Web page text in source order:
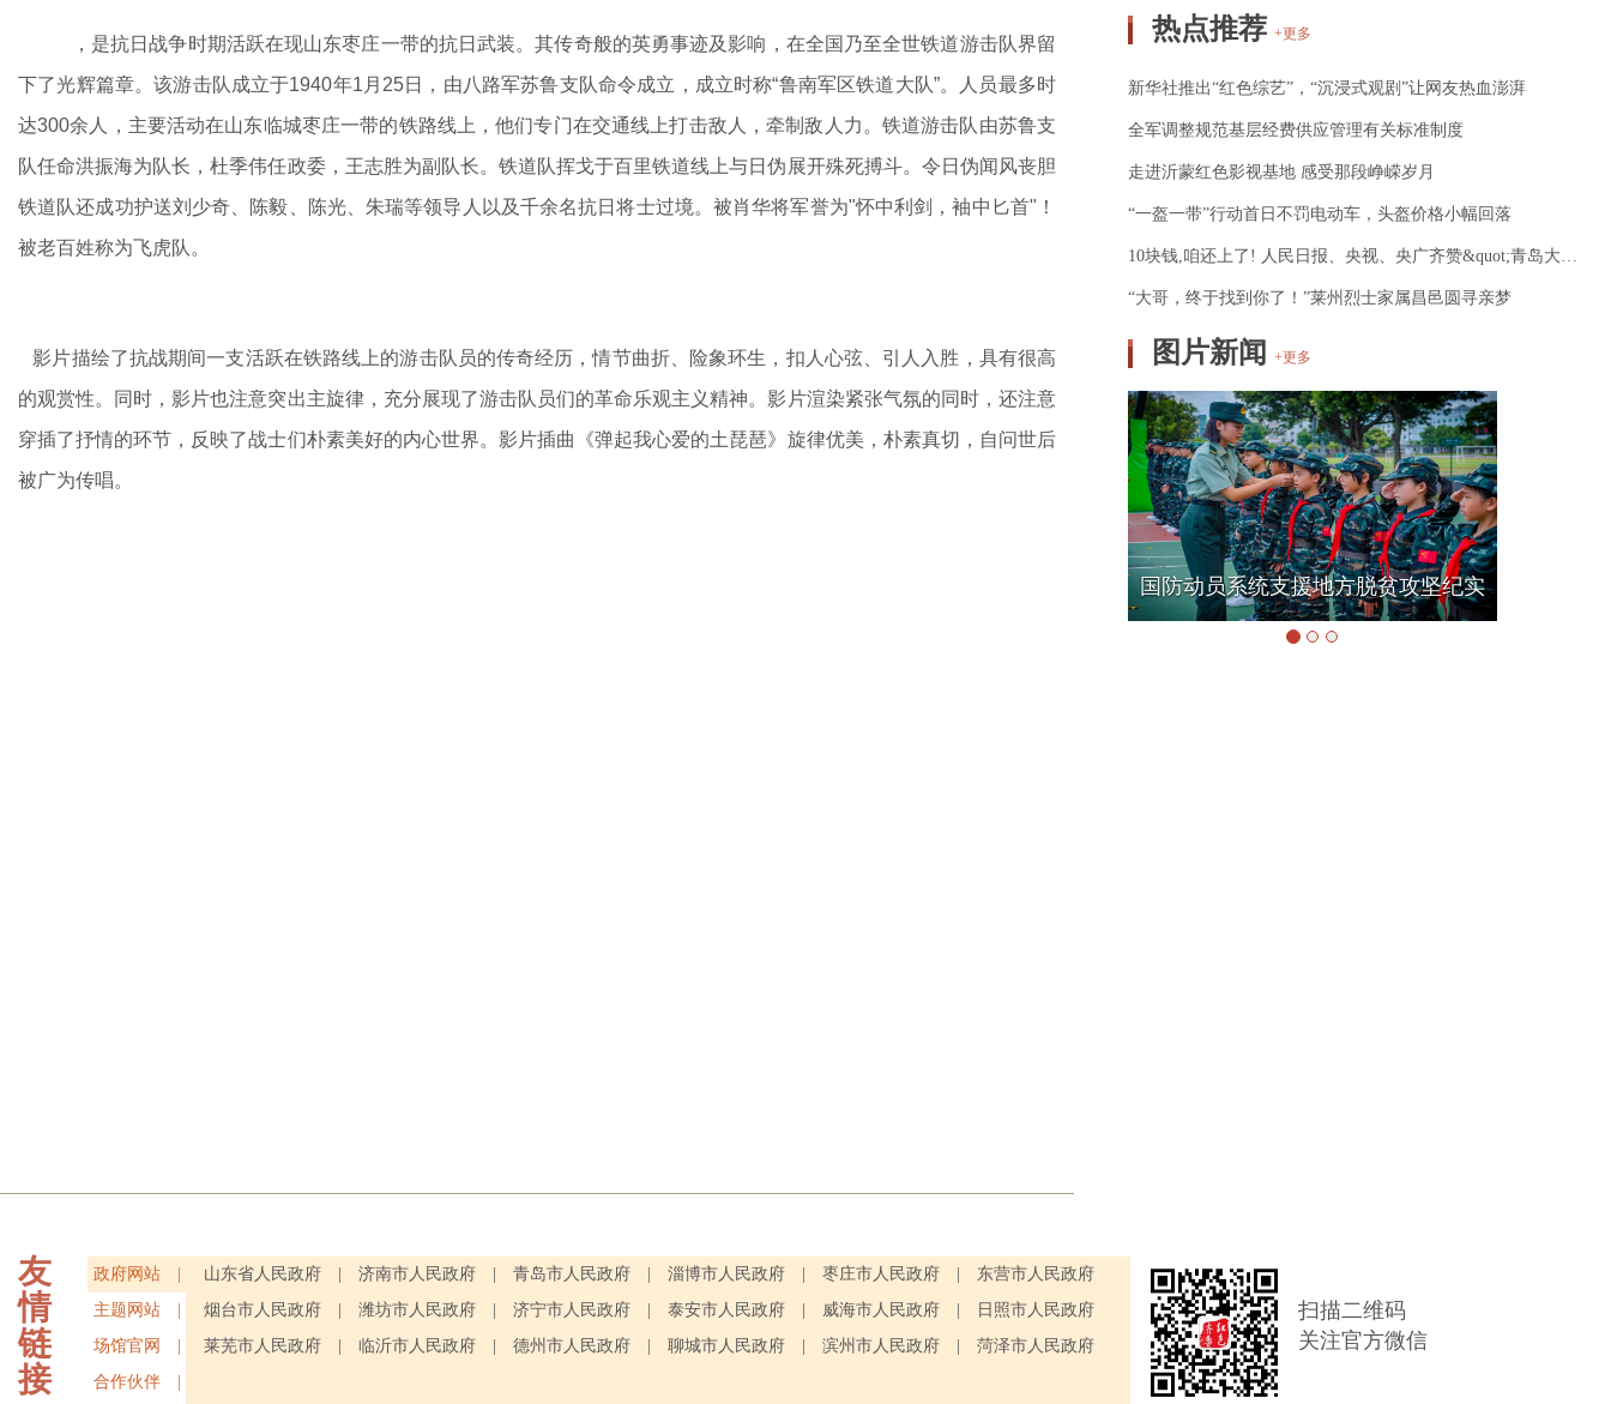
，是抗日战争时期活跃在现山东枣庄一带的抗日武装。其传奇般的英勇事迹及影响，在全国乃至全世铁道游击队界留
下了光辉篇章。该游击队成立于1940年1月25日，由八路军苏鲁支队命令成立，成立时称“鲁南军区铁道大队”。人员最多时
达300余人，主要活动在山东临城枣庄一带的铁路线上，他们专门在交通线上打击敌人，牵制敌人力。铁道游击队由苏鲁支
队任命洪振海为队长，杜季伟任政委，王志胜为副队长。铁道队挥戈于百里铁道线上与日伪展开殊死搏斗。令日伪闻风丧胆
铁道队还成功护送刘少奇、陈毅、陈光、朱瑞等领导人以及千余名抗日将士过境。被肖华将军誉为"怀中利剑，袖中匕首"！
被老百姓称为飞虎队。
影片描绘了抗战期间一支活跃在铁路线上的游击队员的传奇经历，情节曲折、险象环生，扣人心弦、引人入胜，具有很高
的观赏性。同时，影片也注意突出主旋律，充分展现了游击队员们的革命乐观主义精神。影片渲染紧张气氛的同时，还注意
穿插了抒情的环节，反映了战士们朴素美好的内心世界。影片插曲《弹起我心爱的土琵琶》旋律优美，朴素真切，自问世后
被广为传唱。
热点推荐 +更多
新华社推出“红色综艺”，“沉浸式观剧”让网友热血澎湃
全军调整规范基层经费供应管理有关标准制度
走进沂蒙红色影视基地 感受那段峥嵘岁月
“一盔一带”行动首日不罚电动车，头盔价格小幅回落
10块钱,咱还上了! 人民日报、央视、央广齐赞&quot;青岛大叔&quot;！
“大哥，终于找到你了！”莱州烈士家属昌邑圆寻亲梦
图片新闻 +更多
国防动员系统支援地方脱贫攻坚纪实
友
情
链
接
政府网站 |
主题网站 |
场馆官网 |
合作伙伴 |
山东省人民政府 济南市人民政府 青岛市人民政府 淄博市人民政府 枣庄市人民政府
东营市人民政府
烟台市人民政府
潍坊市人民政府 济宁市人民政府 泰安市人民政府 威海市人民政府
日照市人民政府
莱芜市人民政府
临沂市人民政府 德州市人民政府 聊城市人民政府 滨州市人民政府 菏泽市人民政府
扫描二维码
关注官方微信